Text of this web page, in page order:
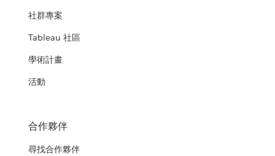
社群專案
Tableau 社區
學術計畫
活動
合作夥伴
尋找合作夥伴